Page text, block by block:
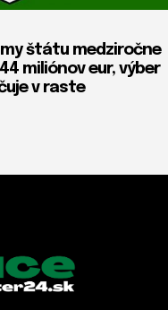
štátu medziročne
miliónov eur, výber
v raste